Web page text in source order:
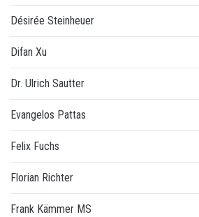
Désirée Steinheuer
Difan Xu
Dr. Ulrich Sautter
Evangelos Pattas
Felix Fuchs
Florian Richter
Frank Kämmer MS